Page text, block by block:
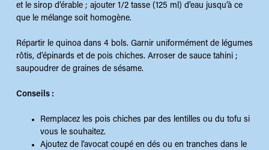
et le sirop d’érable ; ajouter 1/2 tasse (125 ml) d’eau jusqu’à ce
que le mélange soit homogène.
Répartir le quinoa dans 4 bols. Garnir uniformément de légumes
rôtis, d’épinards et de pois chiches. Arroser de sauce tahini ;
saupoudrer de graines de sésame.
Conseils :
Remplacez les pois chiches par des lentilles ou du tofu si
vous le souhaitez.
Ajoutez de l’avocat coupé en dés ou en tranches dans le